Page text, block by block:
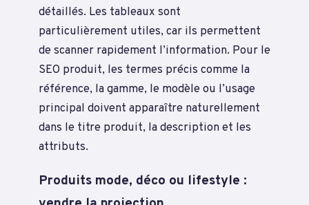
détaillés. Les tableaux sont
particulièrement utiles, car ils permettent
de scanner rapidement l’information. Pour le
SEO produit, les termes précis comme la
référence, la gamme, le modèle ou l’usage
principal doivent apparaître naturellement
dans le titre produit, la description et les
attributs.
Produits mode, déco ou lifestyle :